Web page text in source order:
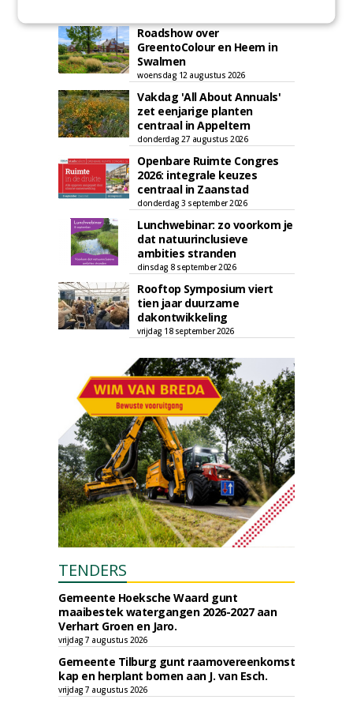
Roadshow over
GreentoColour en Heem in
Swalmen
woensdag 12 augustus 2026
Vakdag 'All About Annuals'
zet eenjarige planten
centraal in Appeltern
donderdag 27 augustus 2026
Openbare Ruimte Congres
2026: integrale keuzes
centraal in Zaanstad
donderdag 3 september 2026
Lunchwebinar: zo voorkom je
dat natuurinclusieve
ambities stranden
dinsdag 8 september 2026
Rooftop Symposium viert
tien jaar duurzame
dakontwikkeling
vrijdag 18 september 2026
TENDERS
Gemeente Hoeksche Waard gunt
maaibestek watergangen 2026-2027 aan
Verhart Groen en Jaro.
vrijdag 7 augustus 2026
Gemeente Tilburg gunt raamovereenkomst
kap en herplant bomen aan J. van Esch.
vrijdag 7 augustus 2026